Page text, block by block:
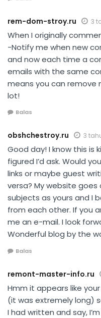
rem-dom-stroy.ru 3
When I originally
-Notify me when new
and now each time a
emails with the same
means you can remove
lot!
Balas
obshchestroy.ru 3
Good day! I know this is
figured I’d ask. Would
links or maybe guest
versa? My website
subjects as yours and I
from each other. If you
me an e-mail. I look
Wonderful blog by the
Balas
remont-master-info.ru
Hmm it appears like
(it was extremely long)
I had written and say,